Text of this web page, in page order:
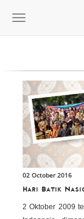
Toggle
02 October 2016
Hari Batik
2 Oktober 2009